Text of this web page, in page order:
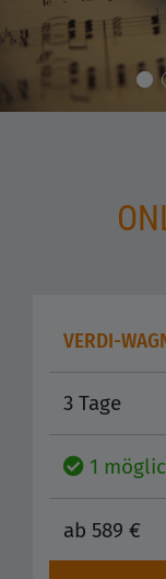
VERDI-
3 Tage
1
ab 589 €